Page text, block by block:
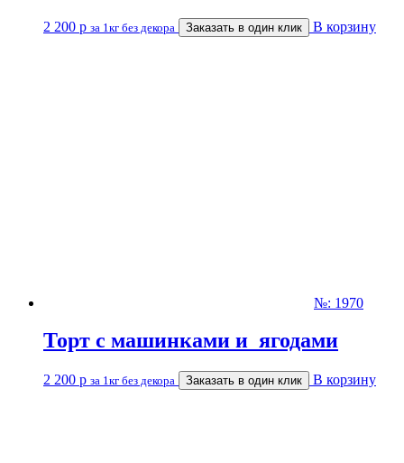
2 200 р за 1кг без декора Заказать в один клик В корзину
№: 1970
Торт с машинками и ягодами
2 200 р за 1кг без декора Заказать в один клик В корзину